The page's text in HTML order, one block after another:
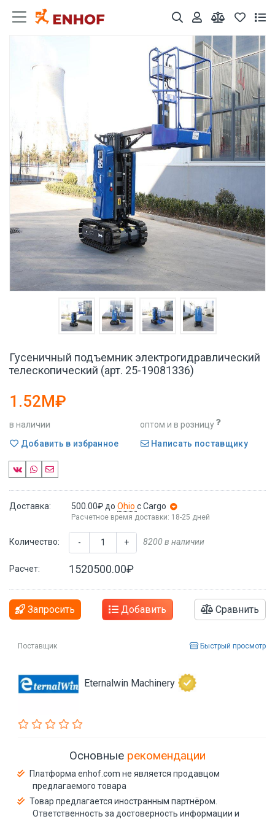
Гусеничный подъемник электрогидравлический
телескопический (арт. 25-19081336)
1.52M₽
в наличии
оптом и в розницу
Добавить в избранное
Написать поставщику
Доставка: 500.00₽ до Ohio с Cargo
Расчетное время доставки: 18-25 дней
Количество: - + 8200 в наличии
Расчет: 1520500.00₽
Запросить Добавить Сравнить
Поставщик Быстрый просмотр
Eternalwin Machinery
Основные рекомендации
Платформа enhof.com не является продавцом
предлагаемого товара
Товар предлагается иностранным партнёром.
Ответственность за достоверность информации и